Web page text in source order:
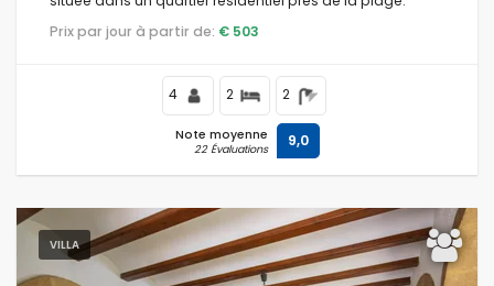
Prix par jour à partir de: € 503
4 2 2
Note moyenne
22 Évaluations 9,0
VILLA